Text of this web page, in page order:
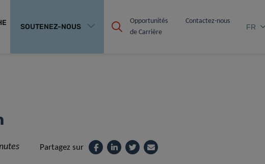
SOUTENEZ-NOUS
Opportunités
de Carrière
Contactez-nous
FR
Partagez sur